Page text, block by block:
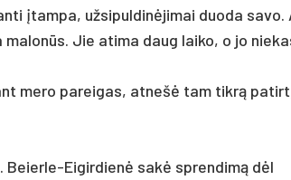
įtam­pa, už­si­pul­dinė­ji­mai duo­da sa­vo.
Jie ati­ma daug lai­ko, o jo
me­ro pa­rei­gas, at­nešė tam tikrą
Ei­gir­dienė sakė spren­dimą dėl